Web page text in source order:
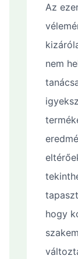
Az
nem
hogy